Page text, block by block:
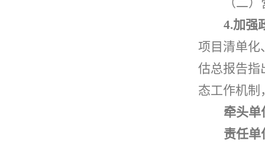
（二
4.加强
项目清单化
估总报告指
态工作机制
牵头单
责任单